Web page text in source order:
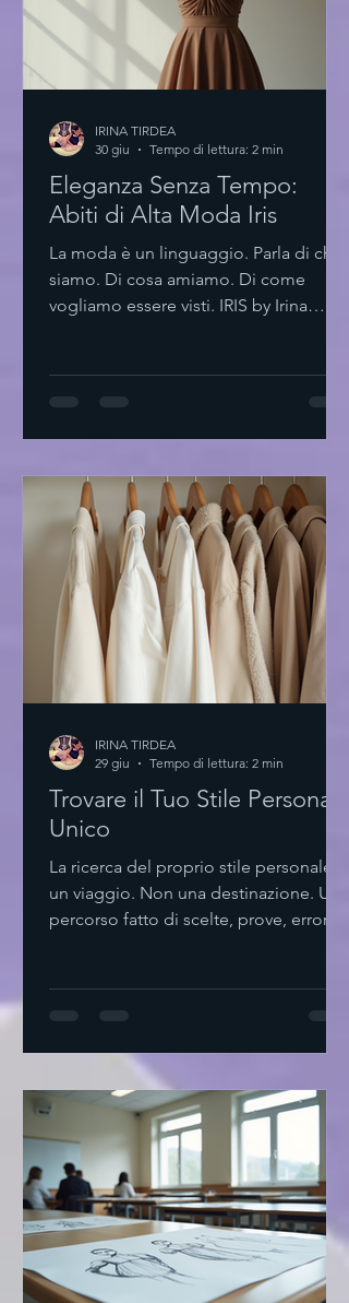
Eleganza Senza Tempo:
Abiti di Alta Moda Iris
La moda è un linguaggio. Parla di chi
siamo. Di cosa amiamo. Di come
vogliamo essere visti. IRIS by Irina
unicità. L'essenza degli abiti di alta
È arte. È precisione. È passione. I
materiali sono scelti con cura. Le linee
sono pulite. Il design è essenziale.
Ogni dettaglio conta
IRINA TIRDEA
30 giu
Tempo di lettura: 2 min
Trovare il Tuo Stile Personale
Unico
La ricerca del proprio stile personale è
un viaggio. Non una destinazione. Un
percorso fatto di scelte, prove, errori.
mio agio? Non seguo mode. Cerco
ciò che risuona dentro. Provo. Mix di
colori. Texture diverse. Tagli semplici.
Non ho fretta. Il tempo è alleato.
Svuota il guardaroba. Tieni solo ciò
che ami. Agg
IRINA TIRDEA
29 giu
Tempo di lettura: 2 min